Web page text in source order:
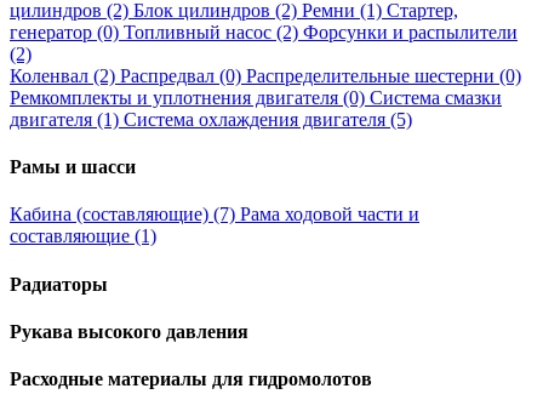
цилиндров (2) Блок цилиндров (2) Ремни (1) Стартер,
генератор (0) Топливный насос (2) Форсунки и распылители
(2)
Коленвал (2) Распредвал (0) Распределительные шестерни (0)
Ремкомплекты и уплотнения двигателя (0) Система смазки
двигателя (1) Система охлаждения двигателя (5)
Рамы и шасси
Кабина (составляющие) (7) Рама ходовой части и
составляющие (1)
Радиаторы
Рукава высокого давления
Расходные материалы для гидромолотов